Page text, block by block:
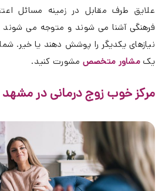
علایق طرف مقابل در زمینه مسائل
فرهنگی آشنا می شوند و متوجه می شوند
نیازهای یکدیگر را پوشش دهند یا خیر. شما
یک مشاور متخصص مشورت کنید.
مرکز خوب زوج درمانی در مشهد